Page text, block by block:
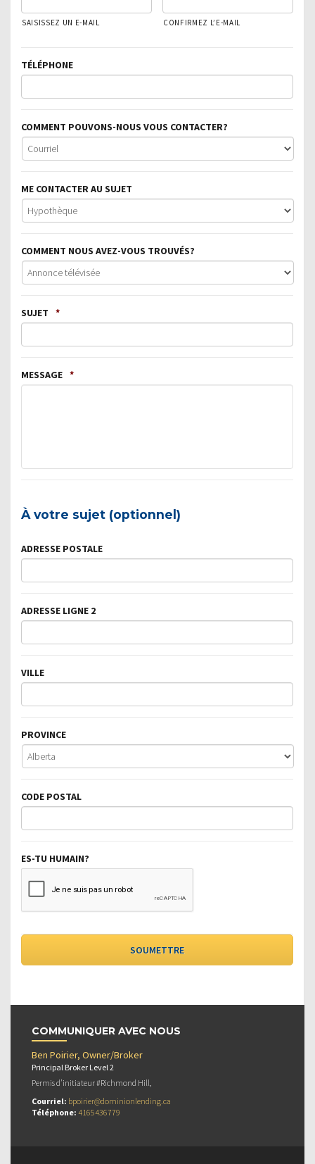
SAISISSEZ UN E-MAIL CONFIRMEZ L’E-MAIL
TÉLÉPHONE
COMMENT POUVONS-NOUS VOUS CONTACTER?
ME CONTACTER AU SUJET
COMMENT NOUS AVEZ-VOUS TROUVÉS?
SUJET *
MESSAGE *
À votre sujet (optionnel)
ADRESSE POSTALE
ADRESSE LIGNE 2
VILLE
PROVINCE
CODE POSTAL
ES-TU HUMAIN?
COMMUNIQUER AVEC NOUS
Ben Poirier, Owner/Broker
Principal Broker Level 2
Permis d’initiateur #Richmond Hill,
Courriel: bpoirier@dominionlending.ca
Téléphone: 4165436779